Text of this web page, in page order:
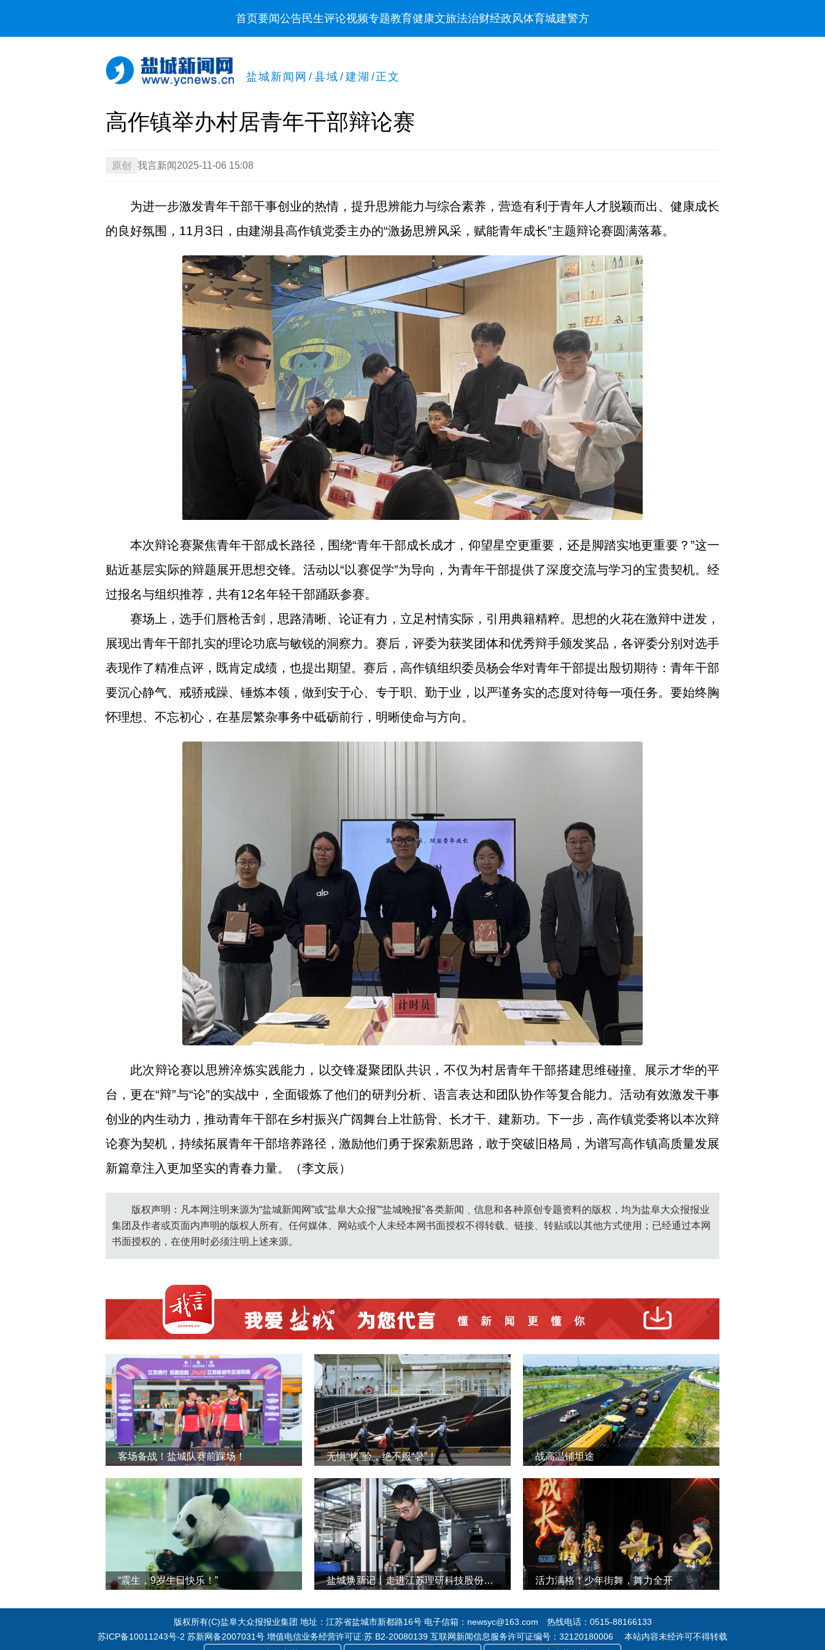
首页要闻公告民生评论视频专题教育健康文旅法治财经政风体育城建警方
盐城新闻网 / 县域 / 建湖 /正文
高作镇举办村居青年干部辩论赛
原创 我言新闻 2025-11-06 15:08
为进一步激发青年干部干事创业的热情，提升思辨能力与综合素养，营造有利于青年人才脱颖而出、健康成长
的良好氛围，11月3日，由建湖县高作镇党委主办的“激扬思辨风采，赋能青年成长”主题辩论赛圆满落幕。
本次辩论赛聚焦青年干部成长路径，围绕“青年干部成长成才，仰望星空更重要，还是脚踏实地更重要？”这一
贴近基层实际的辩题展开思想交锋。活动以“以赛促学”为导向，为青年干部提供了深度交流与学习的宝贵契机。经
过报名与组织推荐，共有12名年轻干部踊跃参赛。
赛场上，选手们唇枪舌剑，思路清晰、论证有力，立足村情实际，引用典籍精粹。思想的火花在激辩中迸发，
展现出青年干部扎实的理论功底与敏锐的洞察力。赛后，评委为获奖团体和优秀辩手颁发奖品，各评委分别对选手
表现作了精准点评，既肯定成绩，也提出期望。赛后，高作镇组织委员杨会华对青年干部提出殷切期待：青年干部
要沉心静气、戒骄戒躁、锤炼本领，做到安于心、专于职、勤于业，以严谨务实的态度对待每一项任务。要始终胸
怀理想、不忘初心，在基层繁杂事务中砥砺前行，明晰使命与方向。
此次辩论赛以思辨淬炼实践能力，以交锋凝聚团队共识，不仅为村居青年干部搭建思维碰撞、展示才华的平
台，更在“辩”与“论”的实战中，全面锻炼了他们的研判分析、语言表达和团队协作等复合能力。活动有效激发干事
创业的内生动力，推动青年干部在乡村振兴广阔舞台上壮筋骨、长才干、建新功。下一步，高作镇党委将以本次辩
论赛为契机，持续拓展青年干部培养路径，激励他们勇于探索新思路，敢于突破旧格局，为谱写高作镇高质量发展
新篇章注入更加坚实的青春力量。（李文辰）
版权声明：凡本网注明来源为“盐城新闻网”或“盐阜大众报”“盐城晚报”各类新闻﹑信息和各种原创专题资料的版权，均为盐阜大众报报业
集团及作者或页面内声明的版权人所有。任何媒体、网站或个人未经本网书面授权不得转载、链接、转贴或以其他方式使用；已经通过本网
书面授权的，在使用时必须注明上述来源。
客场备战！盐城队赛前踩场！ 无惧“烤”验，绝不服“暑”！ 战高温铺坦途
“震生，9岁生日快乐！” 盐城焕新记丨走进江苏理研科技股份有限公司 活力满格！少年街舞，舞力全开
版权所有(C)盐阜大众报报业集团 地址：江苏省盐城市新都路16号 电子信箱：newsyc@163.com 热线电话：0515-88166133
苏ICP备10011243号-2 苏新网备2007031号 增值电信业务经营许可证:苏 B2-20080139 互联网新闻信息服务许可证编号：32120180006 本站内容未经许可不得转载